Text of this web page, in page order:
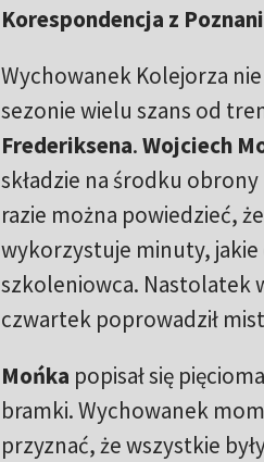
Korespondencja z
Wychowanek Kolejorza
sezonie wielu szans od
Frederiksena.Wojciech
składzie na środku obrony
razie można powiedzieć,
wykorzystuje minuty,
szkoleniowca. Nastolatek
czwartek poprowadził
Mońka popisał się
bramki. Wychowanek
przyznać, że wszystkie